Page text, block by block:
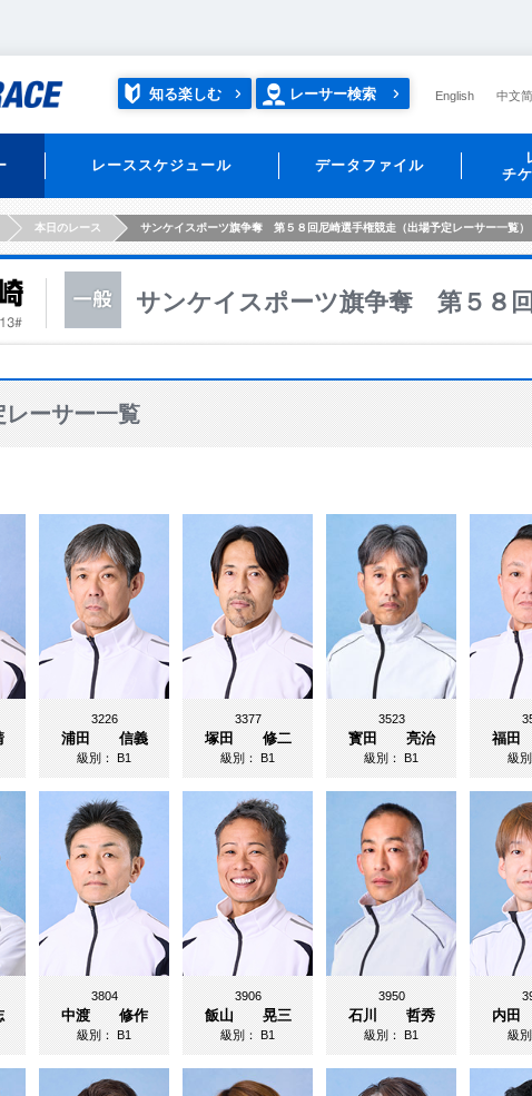
知る楽しむ レーサー検索 English 中文
レーススケジュール データファイル
チ
本日のレース サンケイスポーツ旗争奪 第５８回尼崎選手権競走（出場予定レーサー一覧）
サンケイスポーツ旗争奪 第５８
レーサー一覧
3226
浦田 信義
級別：B1
3377
塚田 修二
級別：B1
3523
寳田 亮治
級別：B1
福
級
3804
中渡 修作
級別：B1
3906
飯山 晃三
級別：B1
3950
石川 哲秀
級別：B1
内
級